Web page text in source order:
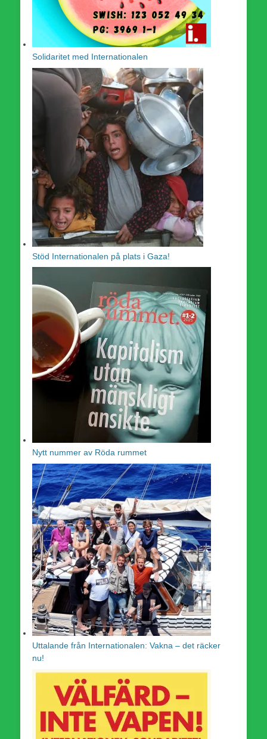
Solidaritet med Internationalen
Stöd Internationalen på plats i Gaza!
Nytt nummer av Röda rummet
Uttalande från Internationalen: Vakna – det räcker
nu!